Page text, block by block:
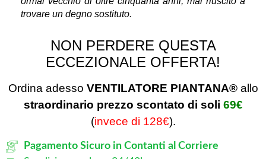
trovare un degno sostituto.
NON PERDERE QUESTA
ECCEZIONALE OFFERTA!
Ordina adesso VENTILATORE PIANTANA®allo
straordinario prezzo scontato di soli 69€
(invece di 128€).
Pagamento Sicuro in Contanti al Corriere